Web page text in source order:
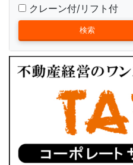
クレーン付/リフト付